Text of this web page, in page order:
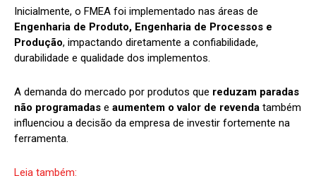
Inicialmente, o FMEA foi implementado nas áreas de
Engenharia de Produto, Engenharia de Processos e
Produção, impactando diretamente a confiabilidade,
durabilidade e qualidade dos implementos.
A demanda do mercado por produtos que reduzam paradas
não programadas e aumentem o valor de revenda também
influenciou a decisão da empresa de investir fortemente na
ferramenta.
Leia também: